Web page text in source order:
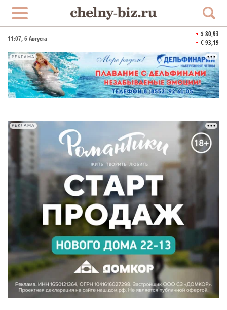
11:07, 6 Августа
$ 80,93
€ 93,19
РЕКЛАМА
РЕКЛАМА